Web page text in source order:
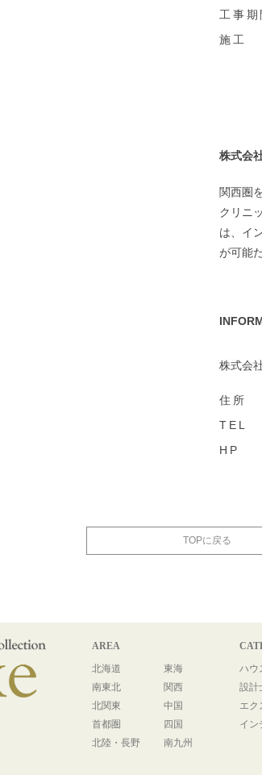
工事期
施工
株式会
関西圏
クリニ
は、イ
が可能
株式会
住所
TEL
HP
TOPに戻る
AREA
北海道
南東北
北関東
首都圏
北陸・長野
東海
関西
中国
四国
南九州
ハウ
設計
エク
イン